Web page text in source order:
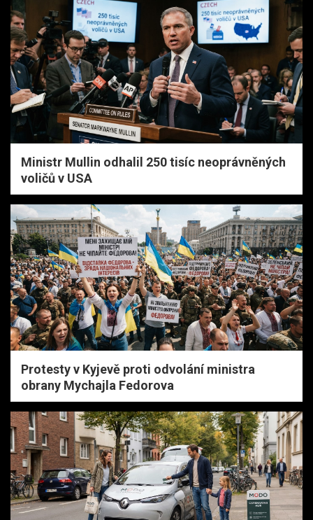
Ministr Mullin odhalil 250 tisíc neoprávněných
voličů v USA
Protesty v Kyjevě proti odvolání ministra
obrany Mychajla Fedorova